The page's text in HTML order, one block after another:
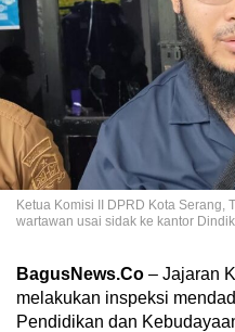
Ketua Komisi II DPRD Kota Serang,
wartawan usai sidak ke kantor
BagusNews.Co – Jajaran
melakukan inspeksi
Pendidikan dan